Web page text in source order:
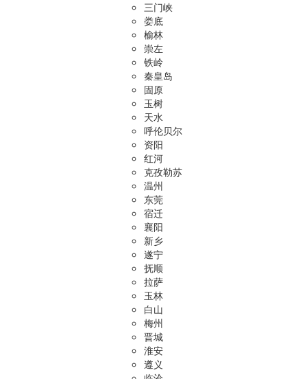
三门峡
娄底
榆林
崇左
铁岭
秦皇岛
固原
玉树
天水
呼伦贝尔
资阳
红河
克孜勒苏
温州
东莞
宿迁
襄阳
新乡
遂宁
抚顺
拉萨
玉林
白山
梅州
晋城
淮安
遵义